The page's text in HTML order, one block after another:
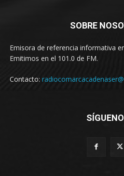
SOBRE
Emisora de referencia informativa
Emitimos en el 101.0 de FM.
Contacto: